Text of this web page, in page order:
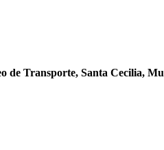
de Transporte, Santa Cecilia,